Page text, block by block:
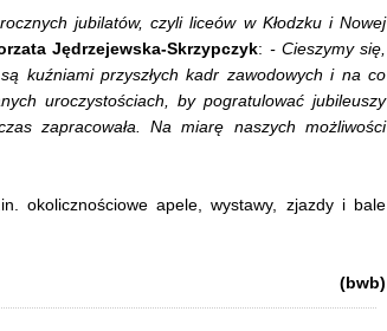
jubilatów, czyli liceów w Kłodzku i Nowej
Jędrzejewska-Skrzypczyk: - Cieszymy się,
kuźniami przyszłych kadr zawodowych i na co
uroczystościach, by pogratulować jubileuszy
zapracowała. Na miarę naszych możliwości
okolicznościowe apele, wystawy, zjazdy i bale
(bwb)